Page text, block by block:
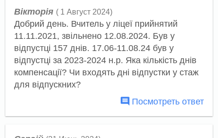
Вікторія ( 1 Август 2024)
Добрий день. Вчитель у ліцеї прийнятий
11.11.2021, звільнено 12.08.2024. Був у
відпустці 157 днів. 17.06-11.08.24 був у
відпустці за 2023-2024 н.р. Яка кількість днів
компенсації? Чи входять дні відпустки у стаж
для відпускних?
Посмотреть ответ